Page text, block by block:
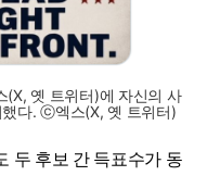
(X, 옛 트위터)에 자신의 사
다. ⓒ엑스(X, 옛 트위터)
두 후보 간 득표수가 동